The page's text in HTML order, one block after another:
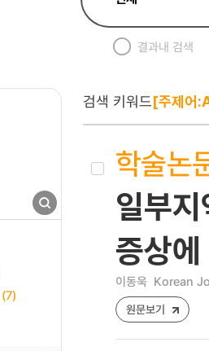
결과내 검색
(7)
검색 키워드[주제어
학술논
일부
증상
이동욱 Korean
원문보기